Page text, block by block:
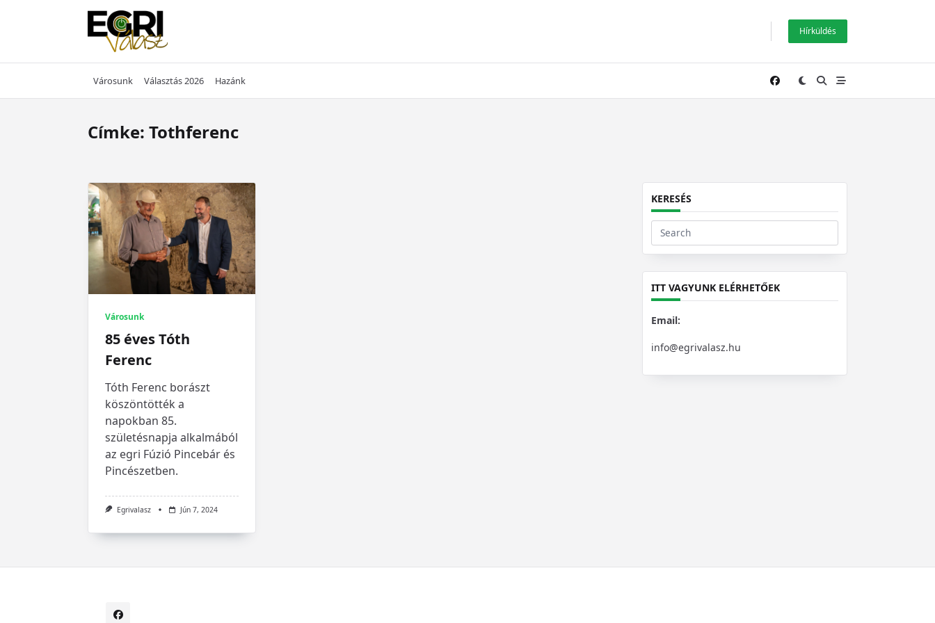
Hírküldés
Városunk Választás 2026 Hazánk
Címke: Tothferenc
Városunk
85 éves Tóth
Ferenc
Tóth Ferenc borászt
köszöntötték a
napokban 85.
születésnapja alkalmából
az egri Fúzió Pincebár és
Pincészetben.
Egrivalasz Jún 7, 2024
KERESÉS
Search
for:
ITT VAGYUNK ELÉRHETŐEK
Email:
info@egrivalasz.hu